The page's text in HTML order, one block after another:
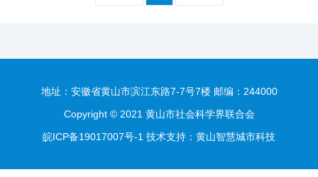
地址：安徽省黄山市滨江东路7-7号7楼 邮编：244000
Copyright © 2021 黄山市社会科学界联合会
皖ICP备19017007号-1 技术支持：黄山智慧城市科技